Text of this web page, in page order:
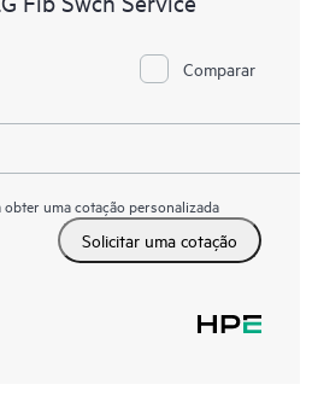
Comparar
uma cotação personalizada
Solicitar uma cotação